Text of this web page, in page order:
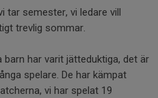
tar semester, vi ledare vill
trevlig sommar.
har varit jätteduktiga, det är
spelare. De har kämpat
vi har spelat 19